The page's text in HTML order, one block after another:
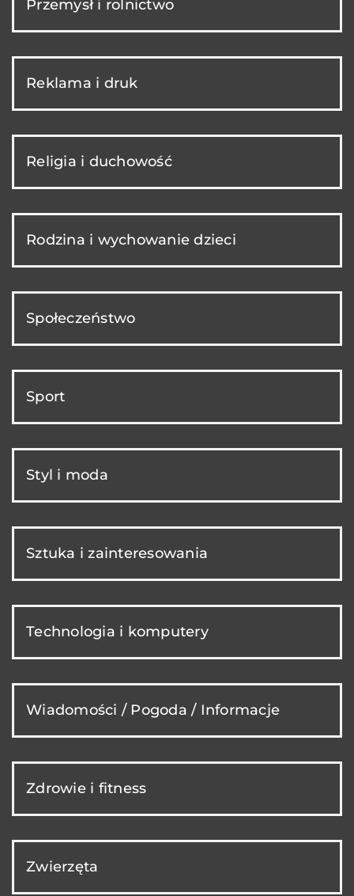
Przemysł i rolnictwo
Reklama i druk
Religia i duchowość
Rodzina i wychowanie dzieci
Społeczeństwo
Sport
Styl i moda
Sztuka i zainteresowania
Technologia i komputery
Wiadomości / Pogoda / Informacje
Zdrowie i fitness
Zwierzęta